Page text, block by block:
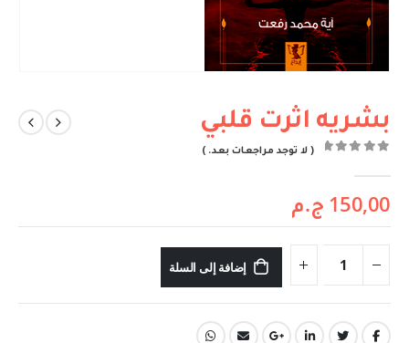
بشريه اثرت قلبي
( لا توجد مراجعات بعد. )
150,00 ج.م
إضافة إلى السلة